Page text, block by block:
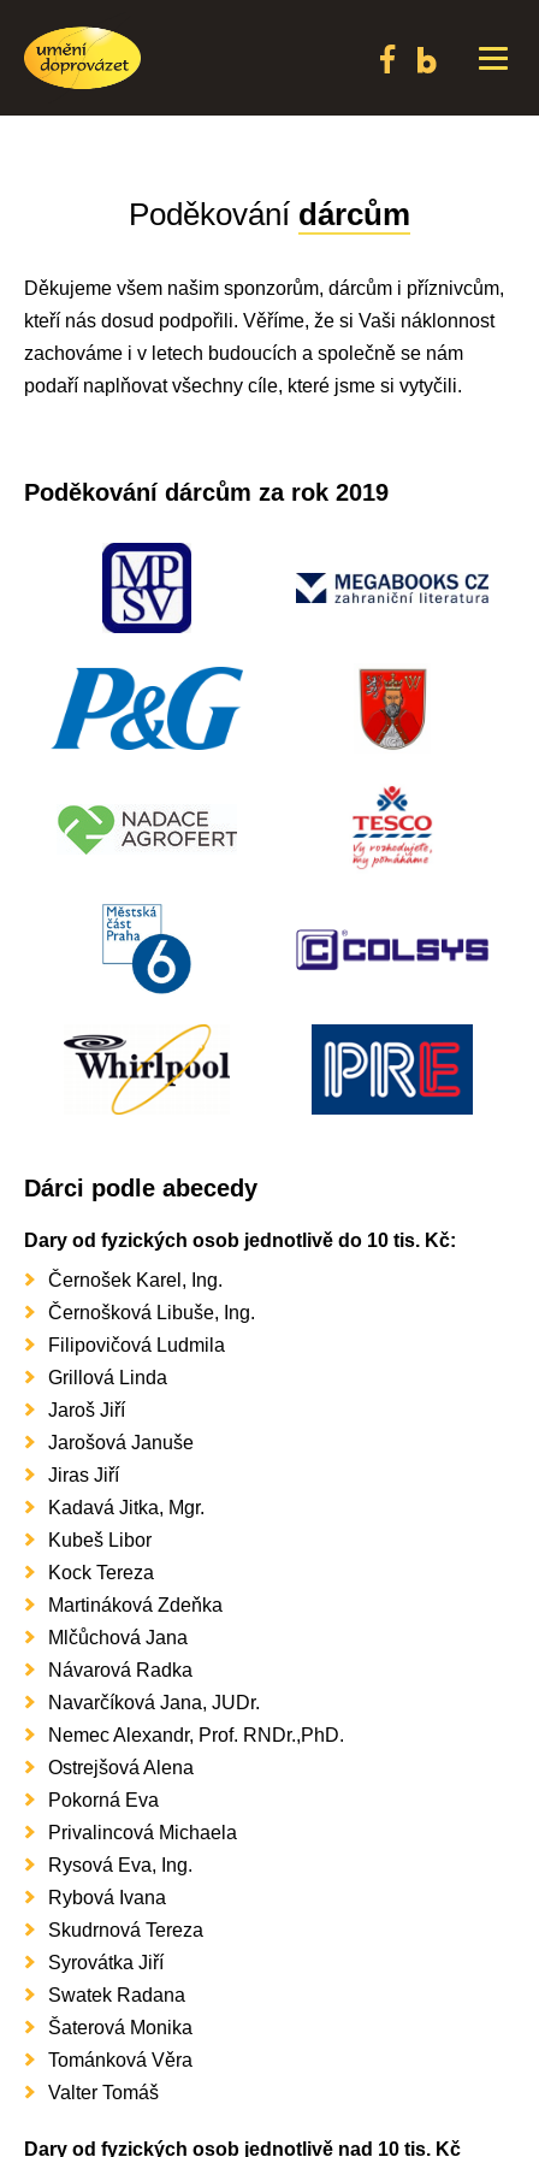
Poděkování dárcům
Děkujeme všem našim sponzorům, dárcům i příznivcům,
kteří nás dosud podpořili. Věříme, že si Vaši náklonnost
zachováme i v letech budoucích a společně se nám
podaří naplňovat všechny cíle, které jsme si vytyčili.
Poděkování dárcům za rok 2019
Dárci podle abecedy
Dary od fyzických osob jednotlivě do 10 tis. Kč:
Černošek Karel, Ing.
Černošková Libuše, Ing.
Filipovičová Ludmila
Grillová Linda
Jaroš Jiří
Jarošová Januše
Jiras Jiří
Kadavá Jitka, Mgr.
Kubeš Libor
Kock Tereza
Martináková Zdeňka
Mlčůchová Jana
Návarová Radka
Navarčíková Jana, JUDr.
Nemec Alexandr, Prof. RNDr.,PhD.
Ostrejšová Alena
Pokorná Eva
Privalincová Michaela
Rysová Eva, Ing.
Rybová Ivana
Skudrnová Tereza
Syrovátka Jiří
Swatek Radana
Šaterová Monika
Tománková Věra
Valter Tomáš
Dary od fyzických osob jednotlivě nad 10 tis. Kč